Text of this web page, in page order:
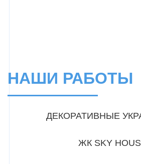
НАШИ РАБОТЫ
ДЕКОРАТИВНЫЕ
ЖК SKY